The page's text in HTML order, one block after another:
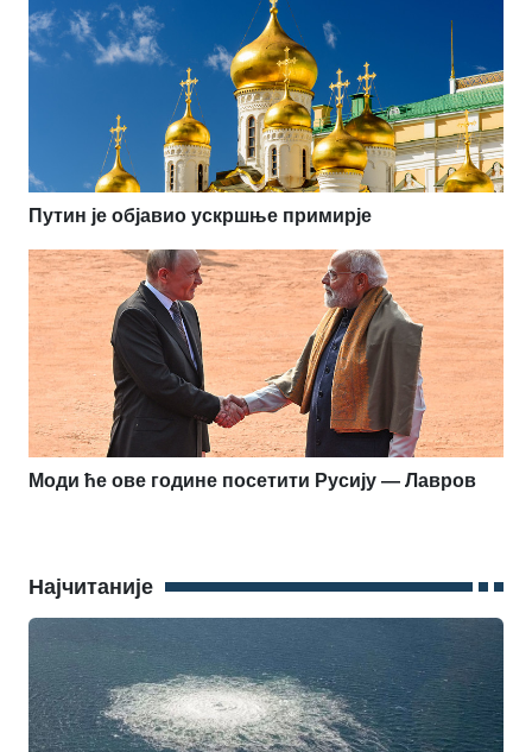
Путин је објавио ускршње примирје
Моди ће ове године посетити Русију — Лавров
Најчитаније